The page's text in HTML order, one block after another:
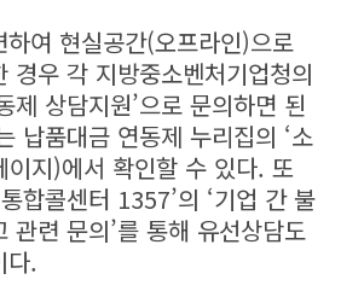
하여 현실공간(오프라인)으로
경우 각 지방중소벤처기업청의
제 상담지원’으로 문의하면 된
납품대금 연동제 누리집의 ‘소
이지)에서 확인할 수 있다. 또
합콜센터 1357’의 ‘기업 간 불
관련 문의’를 통해 유선상담도
다.